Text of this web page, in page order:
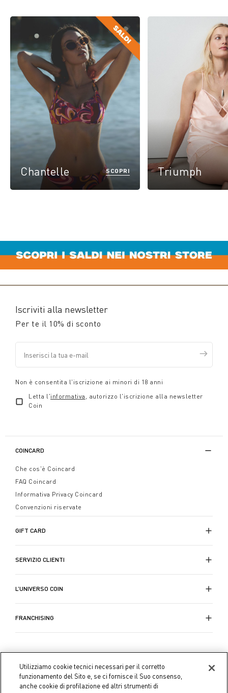
Chantelle SCOPRI Triumph
Iscriviti alla newsletter
Per te il 10% di sconto
Non è consentita l'iscrizione ai minori di 18 anni
Letta l'informativa , autorizzo l'iscrizione alla newsletter
Coin
COINCARD
Che cos'è Coincard
FAQ Coincard
Informativa Privacy Coincard
Convenzioni riservate
GIFT CARD
SERVIZIO CLIENTI
L’UNIVERSO COIN
FRANCHISING
Utilizziamo cookie tecnici necessari per il corretto
funzionamento del Sito e, se ci fornisce il Suo consenso,
anche cookie di profilazione ed altri strumenti di